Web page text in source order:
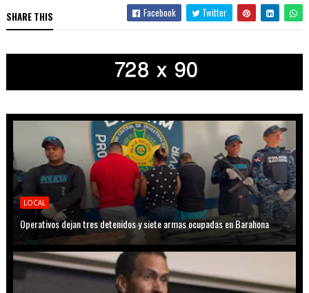
SHARE THIS Facebook Twitter
LOCAL
Operativos dejan tres detenidos y siete armas ocupadas en Barahona